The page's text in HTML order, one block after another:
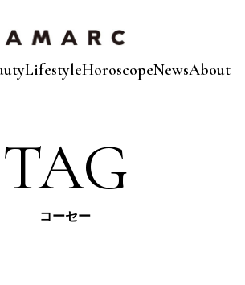
LifestyleHoroscopeNewsAbout
TAG
コーセー